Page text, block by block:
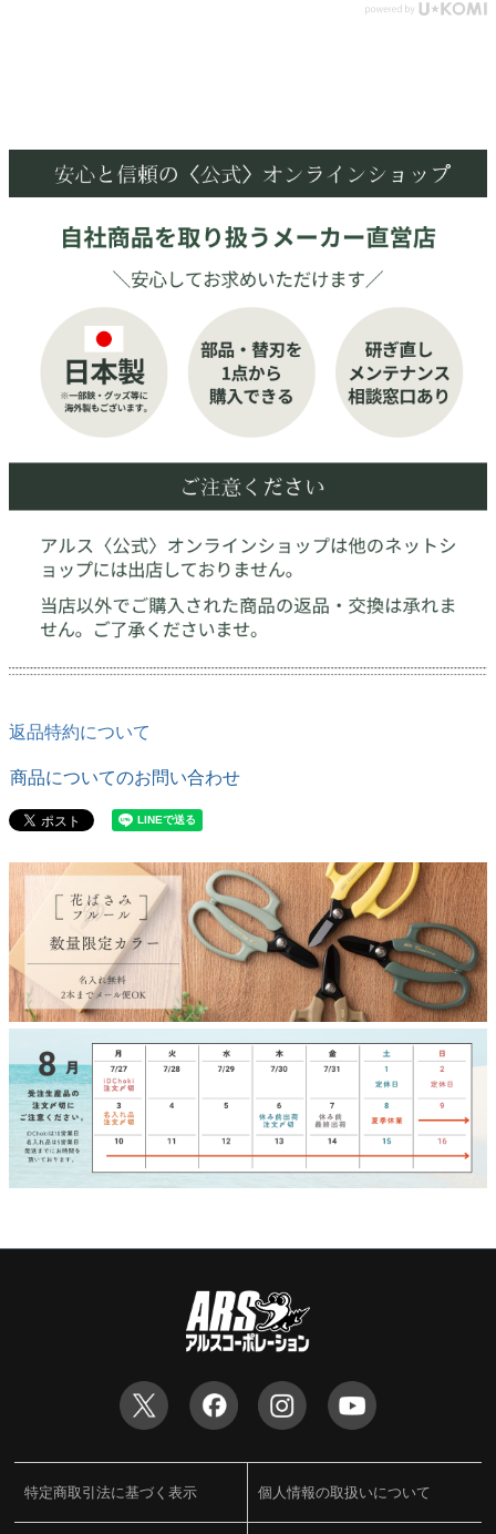
返品特約について
商品についてのお問い合わせ
特定商取引法に基づく表示 個人情報の取扱いについて